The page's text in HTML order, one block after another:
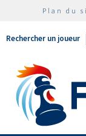
Plan du
Rechercher un joueur